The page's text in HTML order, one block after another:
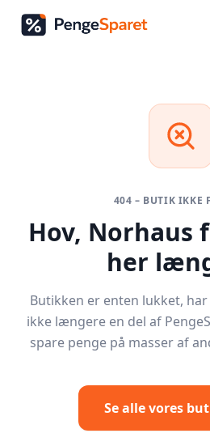
404 – BUTIK IKKE
Hov, Norhaus
her
Butikken er enten lukket,
ikke længere en del af
spare penge på masser af
Se alle vores